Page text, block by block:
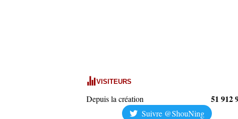
VISITEURS
Depuis la création 51 912
Suivre @ShouNing